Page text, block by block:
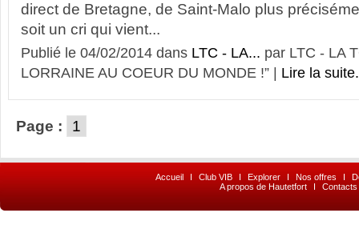
direct de Bretagne, de Saint-Malo plus
soit un cri qui vient...
Publié le 04/02/2014 dans LTC - LA... par LTC - LA
LORRAINE AU COEUR DU MONDE !” | Lire la
Page : 1
Accueil I Club VIB I Explorer I Nos offres I
A propos de Hautetfort
I Contacts